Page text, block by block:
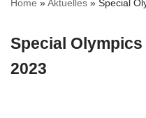
Home »Aktuelles » Special
Special
2023